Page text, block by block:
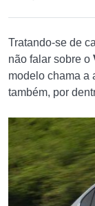
Tratando-se de
não falar sobre o
modelo chama a
também, por